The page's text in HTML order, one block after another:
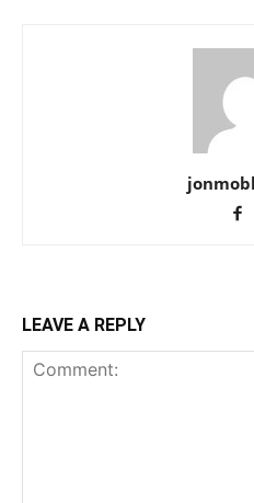
LEAVE A REPLY